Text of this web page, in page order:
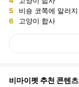
5 비숑 코쪽에 알러지
6 고양이 합사
비마이펫 추천 콘텐츠